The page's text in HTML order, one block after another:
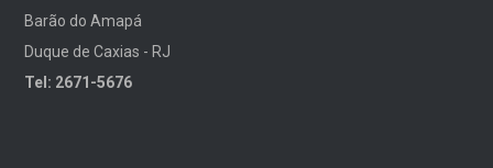
Barão do Amapá
Duque de Caxias - RJ
Tel: 2671-5676